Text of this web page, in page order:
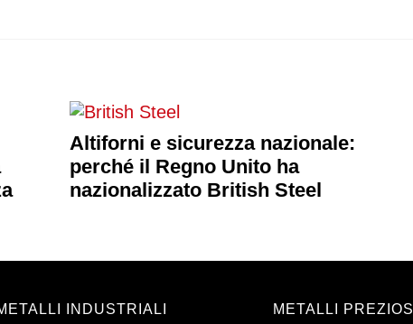
Altiforni e sicurezza nazionale:
perché il Regno Unito ha
nazionalizzato British Steel
INDUSTRIALI
METALLI PREZIOSI